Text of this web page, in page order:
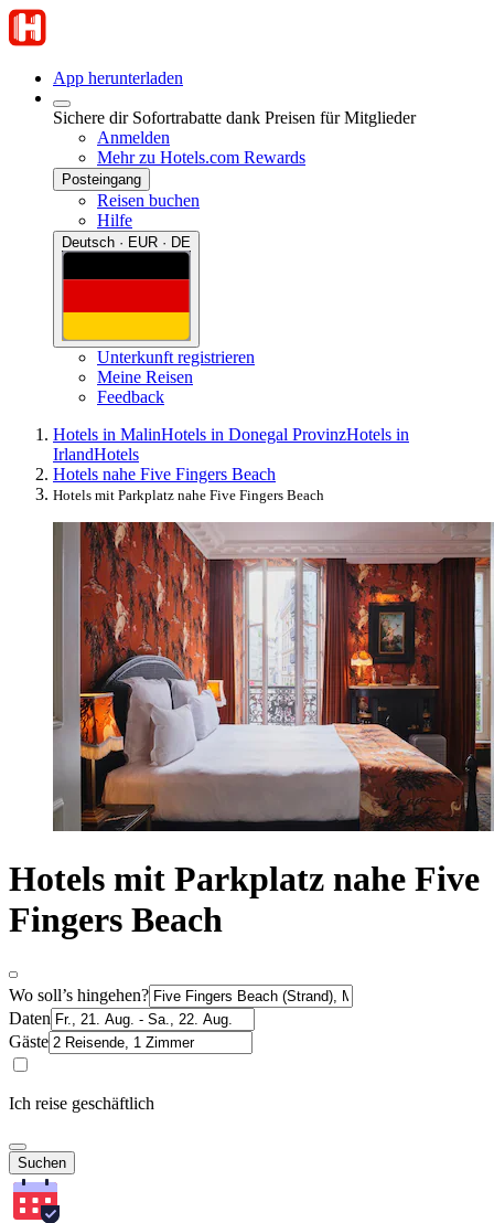
App herunterladen
Sichere dir Sofortrabatte dank Preisen für Mitglieder
Anmelden
Mehr zu Hotels.com Rewards
Posteingang
Reisen buchen
Hilfe
Deutsch · EUR · DE
Unterkunft registrieren
Meine Reisen
Feedback
Hotels in MalinHotels in Donegal ProvinzHotels in
IrlandHotels
Hotels nahe Five Fingers Beach
Hotels mit Parkplatz nahe Five Fingers Beach
Hotels mit Parkplatz nahe Five
Fingers Beach
Wo soll’s hingehen?
Daten
Gäste
Ich reise geschäftlich
Suchen